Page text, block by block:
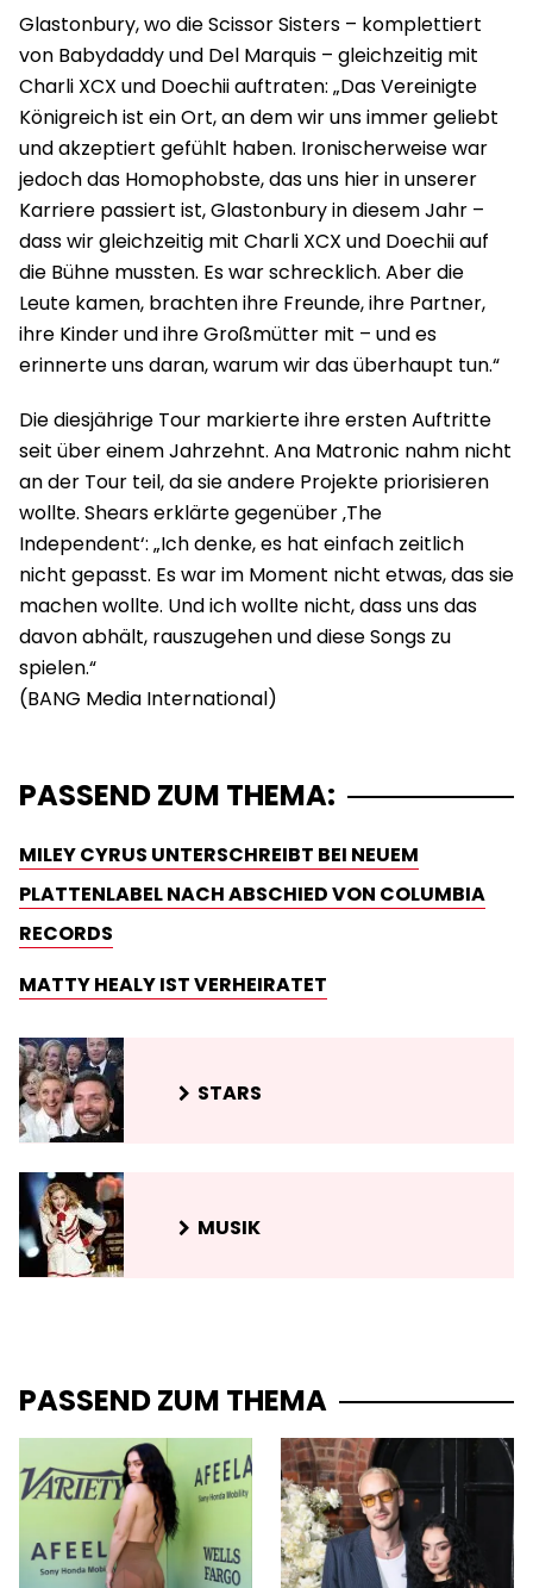
Glastonbury, wo die Scissor Sisters – komplettiert
von Babydaddy und Del Marquis – gleichzeitig mit
Charli XCX und Doechii auftraten: „Das Vereinigte
Königreich ist ein Ort, an dem wir uns immer geliebt
und akzeptiert gefühlt haben. Ironischerweise war
jedoch das Homophobste, das uns hier in unserer
Karriere passiert ist, Glastonbury in diesem Jahr –
dass wir gleichzeitig mit Charli XCX und Doechii auf
die Bühne mussten. Es war schrecklich. Aber die
Leute kamen, brachten ihre Freunde, ihre Partner,
ihre Kinder und ihre Großmütter mit – und es
erinnerte uns daran, warum wir das überhaupt tun.“
Die diesjährige Tour markierte ihre ersten Auftritte
seit über einem Jahrzehnt. Ana Matronic nahm nicht
an der Tour teil, da sie andere Projekte priorisieren
wollte. Shears erklärte gegenüber ‚The
Independent‘: „Ich denke, es hat einfach zeitlich
nicht gepasst. Es war im Moment nicht etwas, das sie
machen wollte. Und ich wollte nicht, dass uns das
davon abhält, rauszugehen und diese Songs zu
spielen.“
PASSEND ZUM THEMA:
MILEY CYRUS UNTERSCHREIBT BEI NEUEM
PLATTENLABEL NACH ABSCHIED VON COLUMBIA
RECORDS
MATTY HEALY IST VERHEIRATET
STARS
MUSIK
PASSEND ZUM THEMA